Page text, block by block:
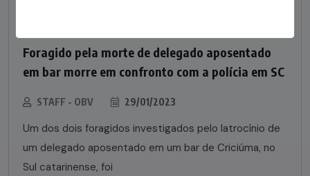
Foragido pela morte de delegado aposentado
em bar morre em confronto com a polícia em SC
STAFF - OBV 29/01/2023
Um dos dois foragidos investigados pelo latrocínio de
um delegado aposentado em um bar de Criciúma, no
Sul catarinense, foi